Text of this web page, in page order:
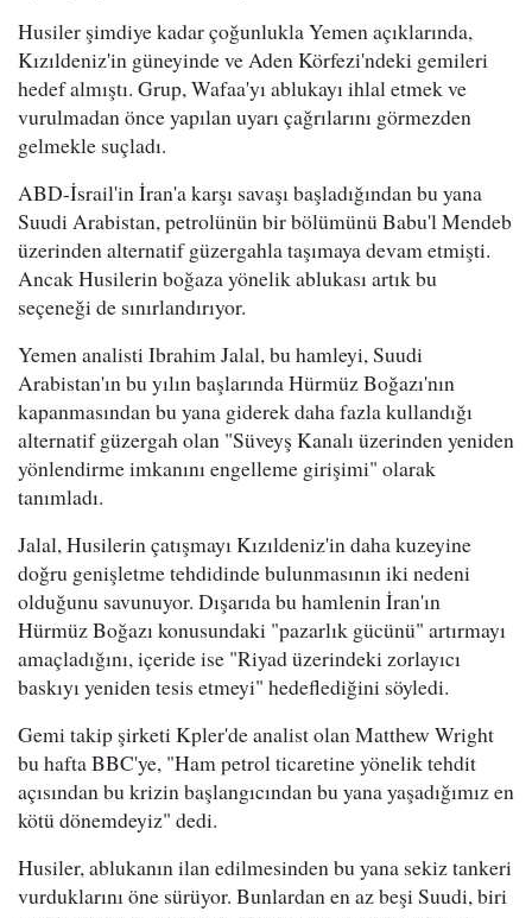
Husiler şimdiye kadar çoğunlukla Yemen açıklarında,
Kızıldeniz'in güneyinde ve Aden Körfezi'ndeki gemileri
hedef almıştı. Grup, Wafaa'yı ablukayı ihlal etmek ve
vurulmadan önce yapılan uyarı çağrılarını görmezden
gelmekle suçladı.
ABD-İsrail'in İran'a karşı savaşı başladığından bu yana
Suudi Arabistan, petrolünün bir bölümünü Babu'l Mendeb
üzerinden alternatif güzergahla taşımaya devam etmişti.
Ancak Husilerin boğaza yönelik ablukası artık bu
seçeneği de sınırlandırıyor.
Yemen analisti Ibrahim Jalal, bu hamleyi, Suudi
Arabistan'ın bu yılın başlarında Hürmüz Boğazı'nın
kapanmasından bu yana giderek daha fazla kullandığı
alternatif güzergah olan "Süveyş Kanalı üzerinden yeniden
yönlendirme imkanını engelleme girişimi" olarak
tanımladı.
Jalal, Husilerin çatışmayı Kızıldeniz'in daha kuzeyine
doğru genişletme tehdidinde bulunmasının iki nedeni
olduğunu savunuyor. Dışarıda bu hamlenin İran'ın
Hürmüz Boğazı konusundaki "pazarlık gücünü" artırmayı
amaçladığını, içeride ise "Riyad üzerindeki zorlayıcı
baskıyı yeniden tesis etmeyi" hedeflediğini söyledi.
Gemi takip şirketi Kpler'de analist olan Matthew Wright
bu hafta BBC'ye, "Ham petrol ticaretine yönelik tehdit
açısından bu krizin başlangıcından bu yana yaşadığımız en
kötü dönemdeyiz" dedi.
Husiler, ablukanın ilan edilmesinden bu yana sekiz tankeri
vurduklarını öne sürüyor. Bunlardan en az beşi Suudi, biri